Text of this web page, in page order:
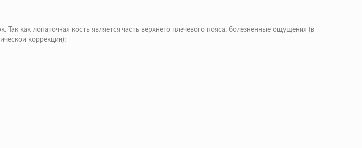
как лопаточная кость является часть верхнего плечевого пояса, болезненные ощущения (в
коррекции):